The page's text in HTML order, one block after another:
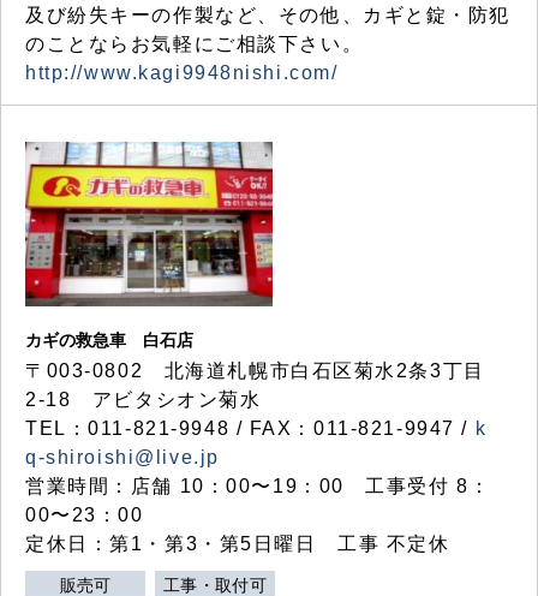
及び紛失キーの作製など、その他、カギと錠・防犯
のことならお気軽にご相談下さい。
http://www.kagi9948nishi.com/
カギの救急車 白石店
〒003-0802 北海道札幌市白石区菊水2条3丁目
2-18 アビタシオン菊水
TEL：011-821-9948 / FAX：011-821-9947 / k
q-shiroishi@live.jp
営業時間：店舗 10：00〜19：00 工事受付 8：
00〜23：00
定休日：第1・第3・第5日曜日 工事 不定休
販売可 工事・取付可